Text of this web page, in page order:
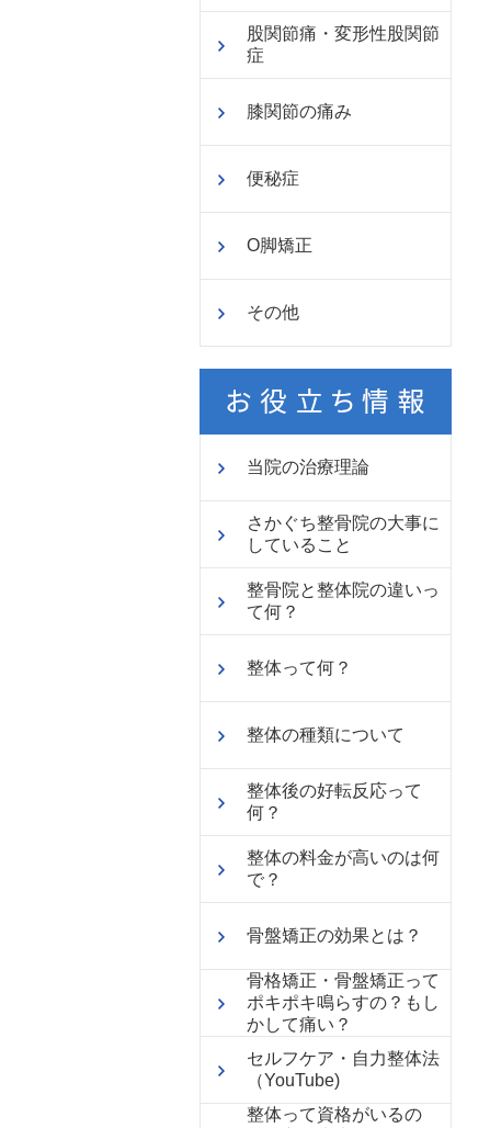
股関節痛・変形性股関節
症
膝関節の痛み
便秘症
O脚矯正
その他
当院の治療理論
さかぐち整骨院の大事に
していること
整骨院と整体院の違いっ
て何？
整体って何？
整体の種類について
整体後の好転反応って
何？
整体の料金が高いのは何
で？
骨盤矯正の効果とは？
骨格矯正・骨盤矯正って
ポキポキ鳴らすの？もし
かして痛い？
セルフケア・自力整体法
（YouTube)
整体って資格がいるの